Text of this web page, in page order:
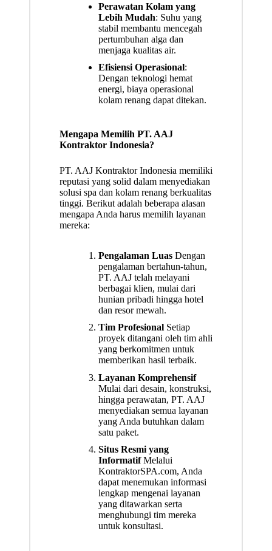
Perawatan Kolam yang
Lebih Mudah: Suhu yang
stabil membantu mencegah
pertumbuhan alga dan
menjaga kualitas air.
Efisiensi Operasional:
Dengan teknologi hemat
energi, biaya operasional
kolam renang dapat ditekan.
Mengapa Memilih PT. AAJ
Kontraktor Indonesia?
PT. AAJ Kontraktor Indonesia memiliki
reputasi yang solid dalam menyediakan
solusi spa dan kolam renang berkualitas
tinggi. Berikut adalah beberapa alasan
mengapa Anda harus memilih layanan
mereka:
Pengalaman LuasDengan
pengalaman bertahun-tahun,
PT. AAJ telah melayani
berbagai klien, mulai dari
hunian pribadi hingga hotel
dan resor mewah.
Tim ProfesionalSetiap
proyek ditangani oleh tim ahli
yang berkomitmen untuk
memberikan hasil terbaik.
Layanan Komprehensif
Mulai dari desain, konstruksi,
hingga perawatan, PT. AAJ
menyediakan semua layanan
yang Anda butuhkan dalam
satu paket.
Situs Resmi yang
InformatifMelalui
KontraktorSPA.com, Anda
dapat menemukan informasi
lengkap mengenai layanan
yang ditawarkan serta
menghubungi tim mereka
untuk konsultasi.